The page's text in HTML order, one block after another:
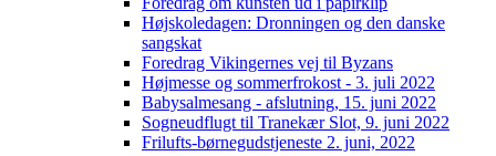
Højskoledagen: Dronningen og den danske
sangskat
Foredrag Vikingernes vej til Byzans
Højmesse og sommerfrokost - 3. juli 2022
Babysalmesang - afslutning, 15. juni 2022
Sogneudflugt til Tranekær Slot, 9. juni 2022
Frilufts-børnegudstjeneste 2. juni, 2022